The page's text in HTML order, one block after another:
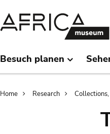
Besuch planen
Breadcrumb
Home Research